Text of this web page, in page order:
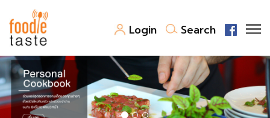
Login Search
สูตรอาหาร
สูตรอาหารล่าสุด
พาไปชิม